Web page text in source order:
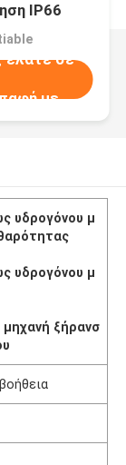
IP66
ελάτε σε
με
υδρογόνου μ
υδρογόνου μ
ξήρανσ